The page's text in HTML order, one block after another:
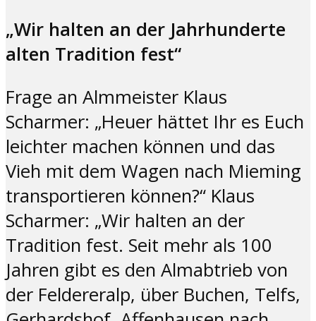
„Wir halten an der Jahrhunderte
alten Tradition fest“
Frage an Almmeister Klaus
Scharmer: „Heuer hättet Ihr es Euch
leichter machen können und das
Vieh mit dem Wagen nach Mieming
transportieren können?“ Klaus
Scharmer: „Wir halten an der
Tradition fest. Seit mehr als 100
Jahren gibt es den Almabtrieb von
der Feldereralp, über Buchen, Telfs,